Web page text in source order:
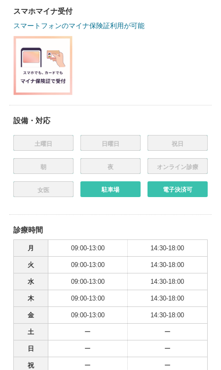
スマホマイナ受付
スマートフォンのマイナ保険証利用が可能
設備・対応
土曜日 日曜日 祝日
朝 夜 オンライン診療
女医 駐車場 電子決済可
診療時間
月 09:00-13:00 14:30-18:00
火 09:00-13:00 14:30-18:00
水 09:00-13:00 14:30-18:00
木 09:00-13:00 14:30-18:00
金 09:00-13:00 14:30-18:00
土 ー ー
日 ー ー
祝 ー ー